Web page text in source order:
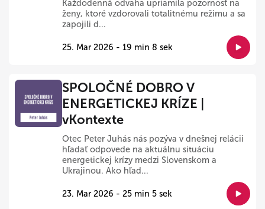
Každodenná odvaha upriamila pozornosť na
ženy, ktoré vzdorovali totalitnému režimu a sa
zapojili d...
25. Mar 2026 - 19 min 8 sek
SPOLOČNÉ DOBRO V
ENERGETICKEJ KRÍZE |
vKontexte
Otec Peter Juhás nás pozýva v dnešnej relácii
hľadať odpovede na aktuálnu situáciu
energetickej krízy medzi Slovenskom a
Ukrajinou. Ako hľad...
23. Mar 2026 - 25 min 5 sek